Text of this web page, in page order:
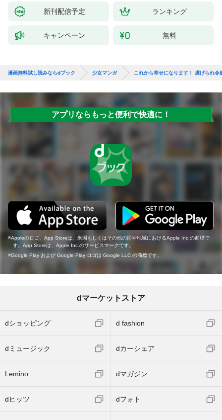
新刊配信予定 ランキング
キャンペーン 無料
漫画無料試し読みならdブック 少女マンガ これから幸せになります！ 虐げられ
アプリならもっと便利で快適に！
Appleのロゴ、App Storeは、米国もしくはその他の国や地域におけるApple Inc.の商標で
す。App Storeは、Apple Inc.のサービスマークです。
Google Play および Google Play ロゴは Google LLC の商標です。
dマーケットストア
dショッピング d fashion
dミュージック dカーシェア
Lemino dマガジン
dヒッツ dフォト